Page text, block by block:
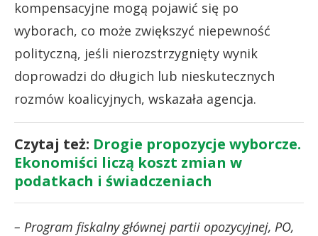
kompensacyjne mogą pojawić się po
wyborach, co może zwiększyć niepewność
polityczną, jeśli nierozstrzygnięty wynik
doprowadzi do długich lub nieskutecznych
rozmów koalicyjnych, wskazała agencja.
Czytaj też: Drogie propozycje wyborcze.
Ekonomiści liczą koszt zmian w
podatkach i świadczeniach
– Program fiskalny głównej partii opozycyjnej, PO,